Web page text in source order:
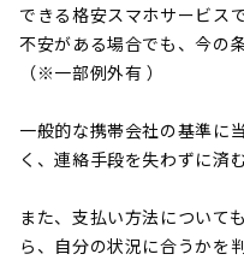
できる格安スマホサービス
不安がある場合でも、今の
（※一部例外有 ）
一般的な携帯会社の基準に
く、連絡手段を失わずに済
また、支払い方法について
ら、自分の状況に合うかを